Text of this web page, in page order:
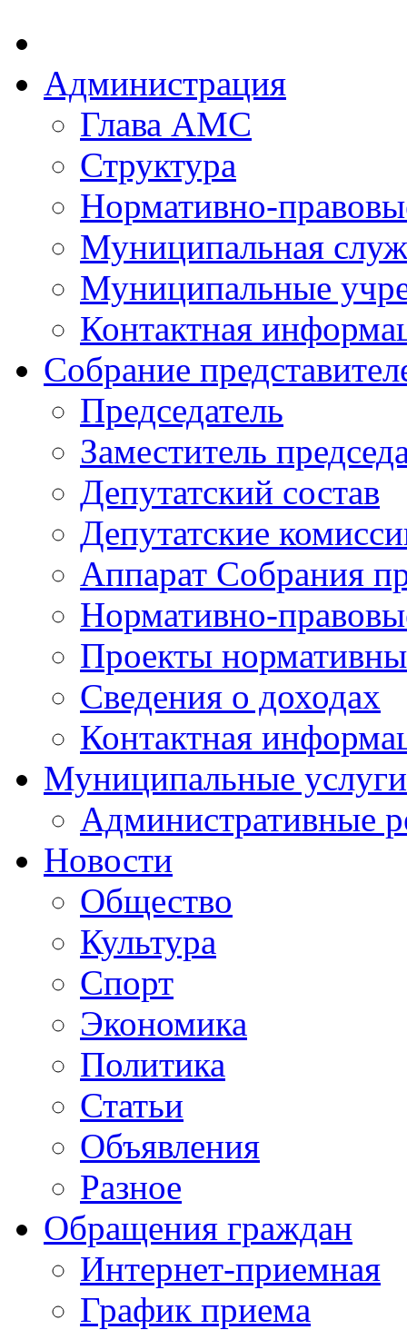
Администрация
Глава АМС
Структура
Нормативно-
Муниципальная
Муниципальные
Контактная
Собрание
Председатель
Заместитель
Депутатский состав
Депутатские
Аппарат Собрания
Нормативно-
Проекты
Сведения о доходах
Контактная
Муниципальные услуги
Административные
Новости
Общество
Культура
Спорт
Экономика
Политика
Статьи
Объявления
Разное
Обращения граждан
Интернет-приемная
График приема